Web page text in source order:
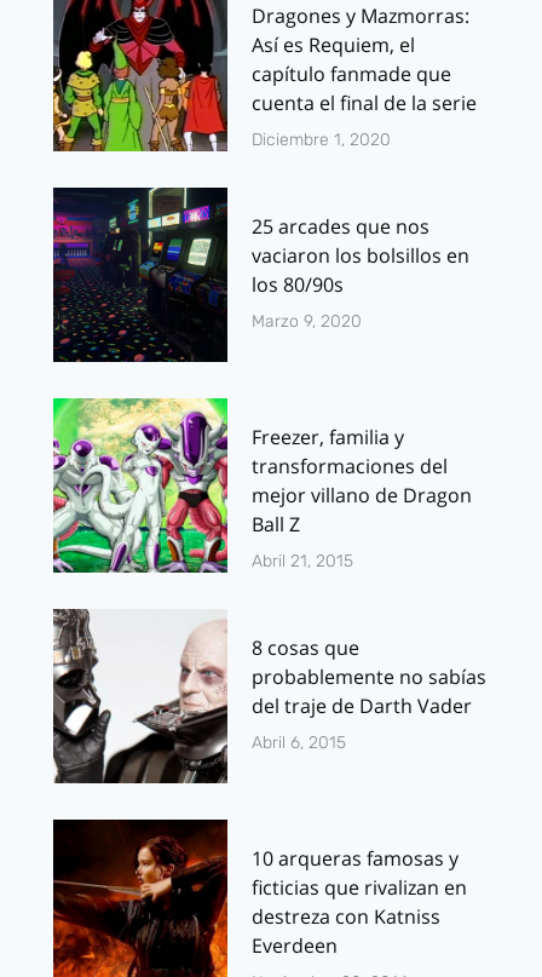
Dragones y Mazmorras:
Así es Requiem, el
capítulo fanmade que
cuenta el final de la serie
Diciembre 1, 2020
25 arcades que nos
vaciaron los bolsillos en
los 80/90s
Marzo 9, 2020
Freezer, familia y
transformaciones del
mejor villano de Dragon
Ball Z
Abril 21, 2015
8 cosas que
probablemente no sabías
del traje de Darth Vader
Abril 6, 2015
10 arqueras famosas y
ficticias que rivalizan en
destreza con Katniss
Everdeen